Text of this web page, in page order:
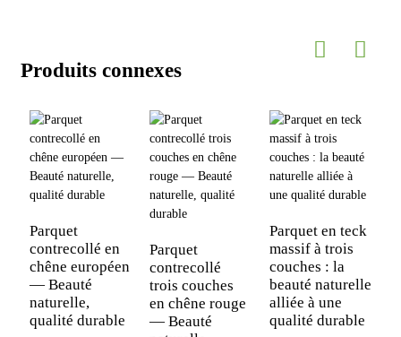
Produits connexes
Parquet
contrecollé en
chêne européen
— Beauté
naturelle,
qualité durable
Parquet
contrecollé
trois couches
en chêne rouge
— Beauté
Parquet en teck
massif à trois
couches : la
beauté naturelle
alliée à une
qualité durable